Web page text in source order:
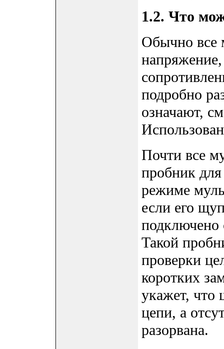
1.2. Что
Обычно все
подробно
означают,
Почти все
пробник
режиме
если его
подключено
Такой
проверки
коротких
укажет,
цепи, а
разорвана.